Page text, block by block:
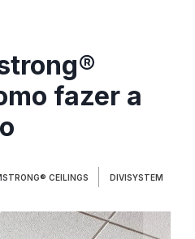
fazer a
CEILINGS DIVISYSTEM